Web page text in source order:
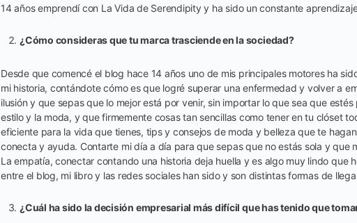
14 años emprendí con La Vida de Serendipity y ha sido un constante
¿Cómo consideras que tu marca trasciende en la sociedad?
Desde que comencé el blog hace 14 años uno de mis principales motores ha
mi historia, contándote cómo es que logré superar una enfermedad y volver a
ilusión y que sepas que lo mejor está por venir, sin importar lo que sea que
estilo y la moda, y que firmemente cosas tan sencillas como tener en tu clóset
eficiente para la vida que tienes, tips y consejos de moda y belleza que te
conecta y ayuda. Contarte mi día a día para que sepas que no estás sola y que
La empatía, conectar contando una historia deja huella y es algo muy lindo que
entre el blog, mi libro y las redes sociales han sido y son distintas formas de
¿Cuál ha sido la decisión empresarial más difícil que has tenido que